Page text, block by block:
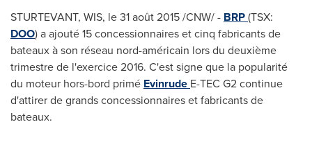
STURTEVANT, WIS, le 31 août 2015 /CNW/ - BRP(TSX:
DOO) a ajouté 15 concessionnaires et cinq fabricants de
bateaux à son réseau nord-américain lors du deuxième
trimestre de l'exercice 2016. C'est signe que la popularité
du moteur hors-bord primé Evinrude E-TEC G2 continue
d'attirer de grands concessionnaires et fabricants de
bateaux.